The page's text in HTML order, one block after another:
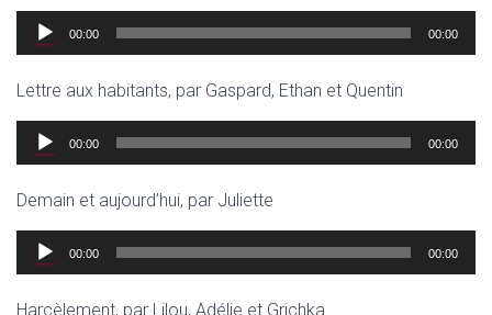
Lecteur
audio
00:00 00:00
Lettre aux habitants, par Gaspard, Ethan et Quentin
Lecteur
audio
00:00 00:00
Demain et aujourd’hui, par Juliette
Lecteur
audio
00:00 00:00
Harcèlement, par Lilou, Adélie et Grichka